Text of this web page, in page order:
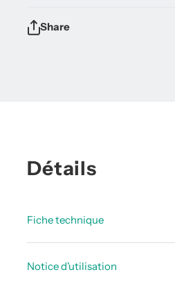
Share
Détails
Fiche technique
Notice d'utilisation